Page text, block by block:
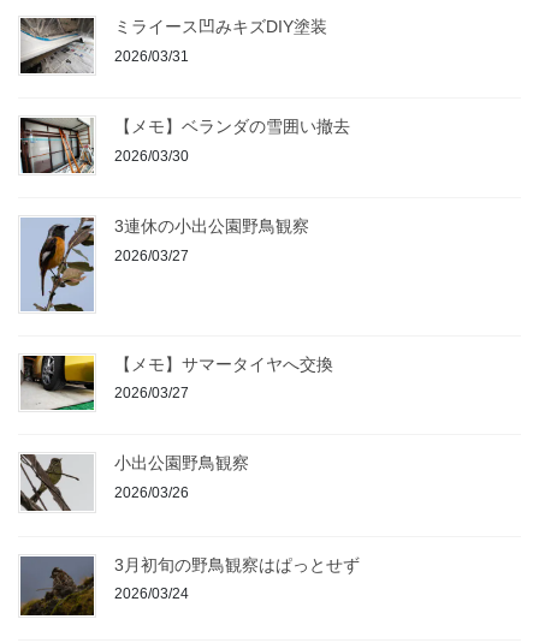
ミライース凹みキズDIY塗装
2026/03/31
【メモ】ベランダの雪囲い撤去
2026/03/30
3連休の小出公園野鳥観察
2026/03/27
【メモ】サマータイヤへ交換
2026/03/27
小出公園野鳥観察
2026/03/26
3月初旬の野鳥観察はぱっとせず
2026/03/24